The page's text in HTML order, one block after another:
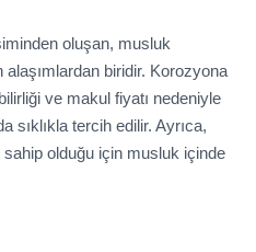
oluşan, musluk
alaşımlardan biridir. Korozyona
ve makul fiyatı nedeniyle
sıklıkla tercih edilir. Ayrıca,
olduğu için musluk içinde